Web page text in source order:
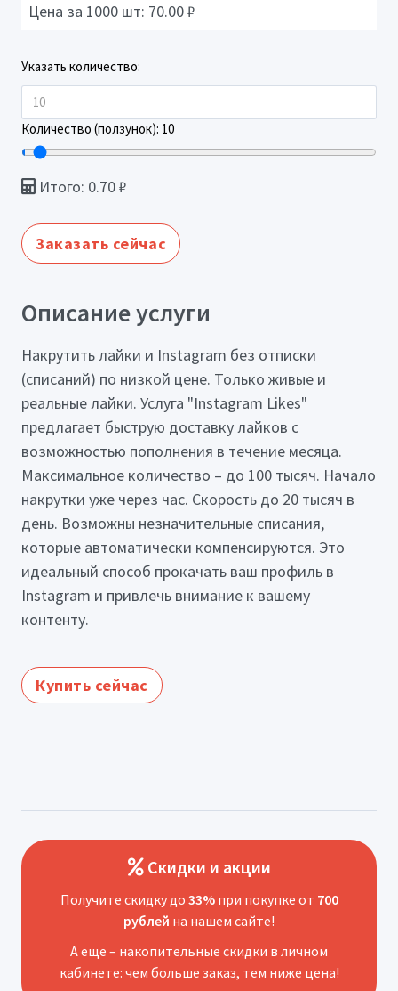
Цена за 1000 шт: 70.00₽
Указать количество:
Количество (ползунок): 10
Итого: 0.70₽
Заказать сейчас
Описание услуги
Накрутить лайки и Instagram без отписки
(списаний) по низкой цене. Только живые и
реальные лайки. Услуга "Instagram Likes"
предлагает быструю доставку лайков с
возможностью пополнения в течение месяца.
Максимальное количество – до 100 тысяч. Начало
накрутки уже через час. Скорость до 20 тысяч в
день. Возможны незначительные списания,
которые автоматически компенсируются. Это
идеальный способ прокачать ваш профиль в
Instagram и привлечь внимание к вашему
контенту.
Купить сейчас
Скидки и акции
Получите скидку до 33%при покупке от 700
рублей на нашем сайте!
А еще – накопительные скидки в личном
кабинете: чем больше заказ, тем ниже цена!